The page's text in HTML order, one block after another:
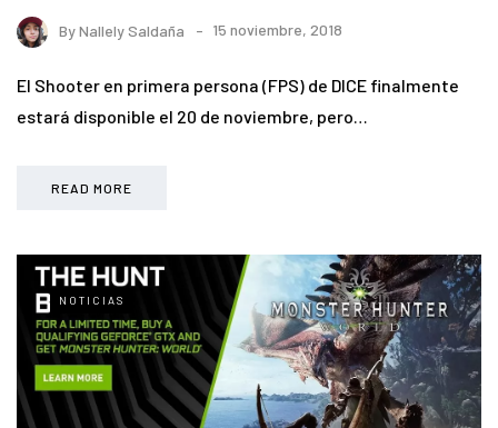
ByNallely Saldaña 15 noviembre, 2018
El Shooter en primera persona (FPS) de DICE finalmente
estará disponible el 20 de noviembre, pero…
READ MORE
NOTICIAS